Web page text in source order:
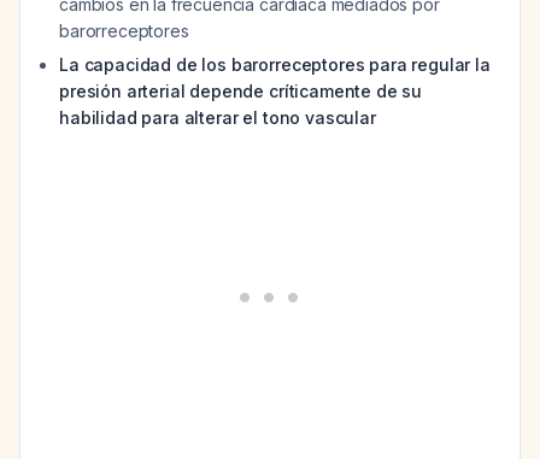
cambios en la frecuencia cardíaca mediados por
barorreceptores
La capacidad de los barorreceptores para regular la
presión arterial depende críticamente de su
habilidad para alterar el tono vascular